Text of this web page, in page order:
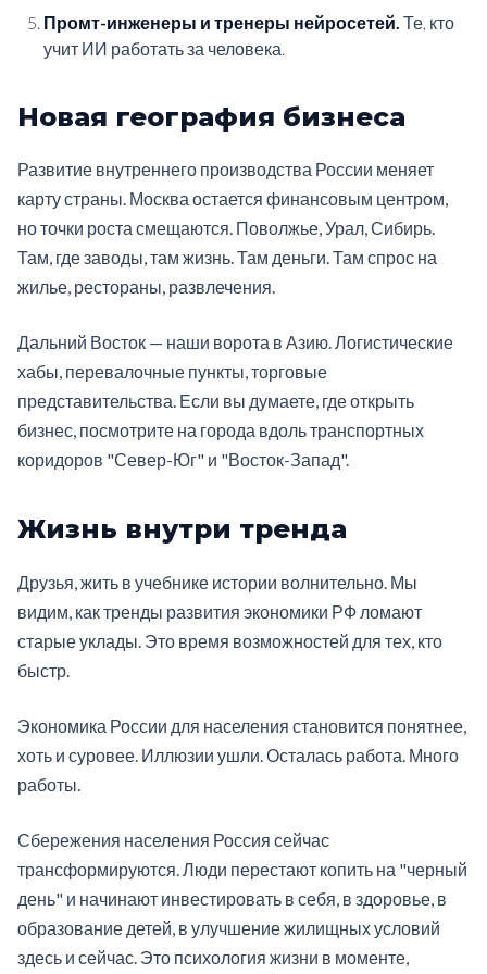
Промт-инженеры и тренеры нейросетей. Те, кто
учит ИИ работать за человека.
Новая география бизнеса
Развитие внутреннего производства России меняет
карту страны. Москва остается финансовым центром,
но точки роста смещаются. Поволжье, Урал, Сибирь.
Там, где заводы, там жизнь. Там деньги. Там спрос на
жилье, рестораны, развлечения.
Дальний Восток — наши ворота в Азию. Логистические
хабы, перевалочные пункты, торговые
представительства. Если вы думаете, где открыть
бизнес, посмотрите на города вдоль транспортных
коридоров "Север-Юг" и "Восток-Запад".
Жизнь внутри тренда
Друзья, жить в учебнике истории волнительно. Мы
видим, как тренды развития экономики РФ ломают
старые уклады. Это время возможностей для тех, кто
быстр.
Экономика России для населения становится понятнее,
хоть и суровее. Иллюзии ушли. Осталась работа. Много
работы.
Сбережения населения Россия сейчас
трансформируются. Люди перестают копить на "черный
день" и начинают инвестировать в себя, в здоровье, в
образование детей, в улучшение жилищных условий
здесь и сейчас. Это психология жизни в моменте,